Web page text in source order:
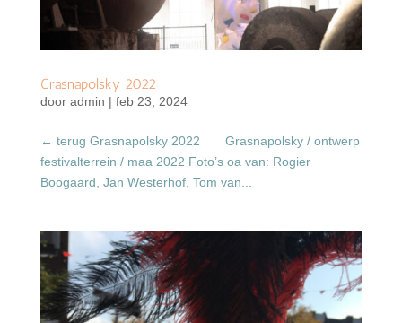
Grasnapolsky 2022
door admin | feb 23, 2024
← terug Grasnapolsky 2022 Grasnapolsky / ontwerp
festivalterrein / maa 2022 Foto’s oa van: Rogier
Boogaard, Jan Westerhof, Tom van...